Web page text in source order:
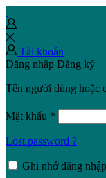
Tài khoản
Đăng nhập Đăng ký
Tên người dùng hoặc
Mật khẩu *
Lost password ?
Ghi nhớ đăng nhập